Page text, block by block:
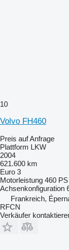
10
Volvo FH460
Preis auf Anfrage
Plattform LKW
2004
621.600 km
Euro 3
Motorleistung 460
Achsenkonfiguration
Frankreich,
RFCN
Verkäufer